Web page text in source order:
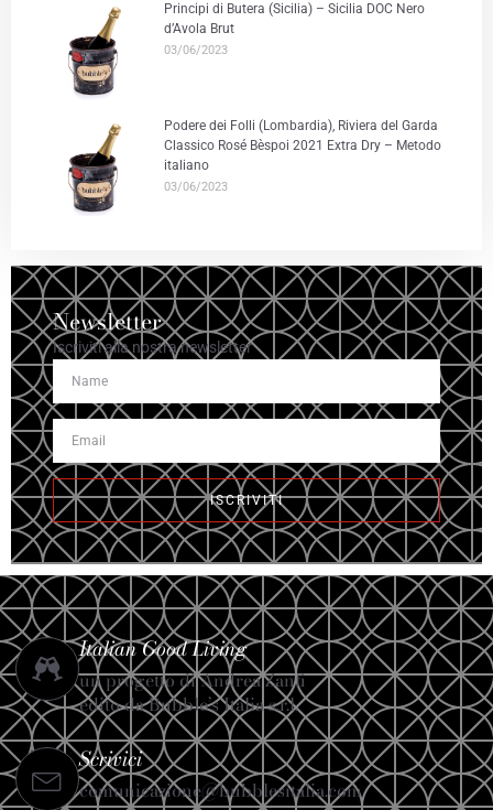
Principi di Butera (Sicilia) – Sicilia DOC Nero
d’Avola Brut
03/06/2023
Podere dei Folli (Lombardia), Riviera del Garda
Classico Rosé Bèspoi 2021 Extra Dry – Metodo
italiano
03/06/2023
Newsletter
Iscriviti alla nostra newsletter
ISCRIVITI
Italian Good Living
un progetto di Andrea Zanfi
edito da Bubble’s Italia s.r.l.
Scrivici
comunicazione@bubblesitalia.com